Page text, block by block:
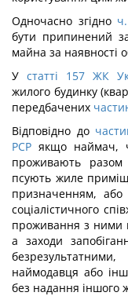
Одночасно згідноч.
бути припинений
майна за наявності
У статті 157 ЖК
жилого будинку
передбачених
Відповідно до
РСР якщо наймач,
проживають
псують жиле
призначенням,
соціалістичного
проживання з ними
а заходи
наймодавця або
без надання іншого